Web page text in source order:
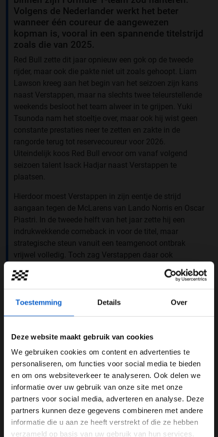
Toestemming Details Over
Deze website maakt gebruik van cookies
We gebruiken cookies om content en advertenties te
personaliseren, om functies voor social media te bieden
en om ons websiteverkeer te analyseren. Ook delen we
informatie over uw gebruik van onze site met onze
partners voor social media, adverteren en analyse. Deze
partners kunnen deze gegevens combineren met andere
informatie die u aan ze heeft verstrekt of die ze hebben
verzameld op basis van uw gebruik van hun services.
Volgens de Nederlander werkt het beter
wanneer één coureur de aangewezen
kopman is, vooral in een spannende titelstrijd
zoals die van 2025.
Red Bull zette dit jaar opnieuw een gok op de tweede
rijder, maar ook die pakte niet uit zoals gehoopt. Liam
Lawson kreeg aan het begin van het seizoen zijn kans
naast Verstappen, maar na slechts twee teleurstellende
weekends besloot het team alweer in te grijpen. Yuki
Tsunoda nam het stoeltje over, maar ook hij wist geen
constante prestaties neer te zetten en zakte in de
rangorde terug tot reservecoureur voor 2026.
Uiteindelijk koos Red Bull ervoor om vanaf volgend
seizoen talent Isack Hadjar naast Verstappen te
plaatsen.
Hierdoor moest Verstappen in zijn eentje de strijd
aangaan tegen de McLarens van Lando Norris en Oscar
Piastri. In de tweede helft van het jaar zette hij een
indrukwekkende comeback in voor de titel, maar
strategische steun vanuit een teamgenoot ontbrak
vrijwel volledig. Toch zag Verstappen daar ook
de aanval, kan je veel agressiever zijn”, legt hij uit in
gesprek met Viaplay. ''Dat heb ik altijd liever. Kijk, als je
een beetje gelijk bent met de auto, dan wens ik ze veel
WELKOM BIJ GRAND PRIX RADIO
Ben je 24 jaar of ouder?
Pas je advertentie instellingen aan en klik hieronder om
door te gaan naar de website!